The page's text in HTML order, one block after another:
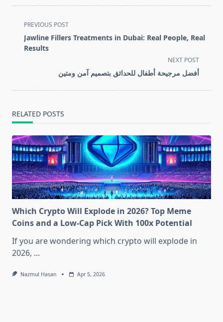
<span
class="nav-
subtitle
PREVIOUS POST
Jawline Fillers Treatments in Dubai: Real People, Real
Results
NEXT POST
أفضل مرجيحة أطفال للحدائق بتصميم آمن ومتين
RELATED POSTS
Which Crypto Will Explode in 2026? Top Meme
Coins and a Low-Cap Pick With 100x Potential
If you are wondering which crypto will explode in
2026, ...
Nazmul Hasan Apr 5, 2026